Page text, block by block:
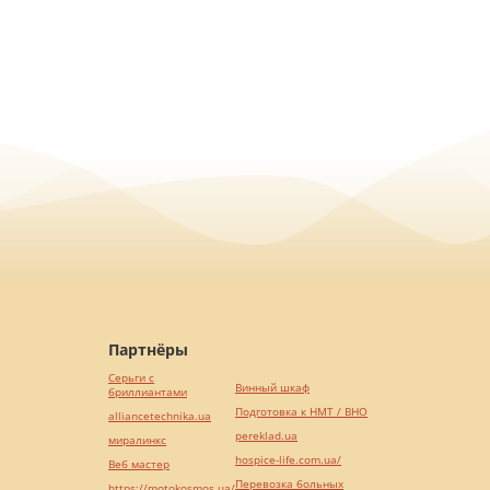
Партнёры
Серьги с
бриллиантами
alliancetechnika.ua
миралинкс
Веб мастер
Винный шкаф
Подготовка к НМТ / ВНО
pereklad.ua
hospice-life.com.ua/
Перевозка больных